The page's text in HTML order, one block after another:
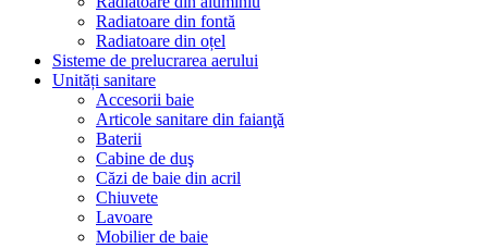
Radiatoare din fontă
Radiatoare din oțel
Sisteme de prelucrarea aerului
Unități sanitare
Accesorii baie
Articole sanitare din faianţă
Baterii
Cabine de duş
Căzi de baie din acril
Chiuvete
Lavoare
Mobilier de baie